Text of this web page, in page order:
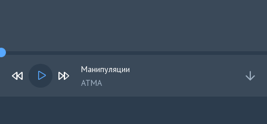
Манипуляции
АТМА